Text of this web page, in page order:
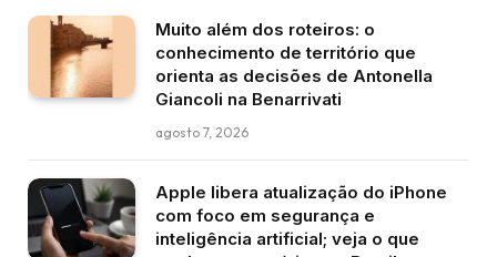
Muito além dos roteiros: o
conhecimento de território que
orienta as decisões de Antonella
Giancoli na Benarrivati
agosto 7, 2026
Apple libera atualização do iPhone
com foco em segurança e
inteligência artificial; veja o que